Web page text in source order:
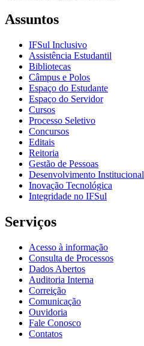
Assuntos
IFSul Inclusivo
Assistência Estudantil
Bibliotecas
Câmpus e Polos
Espaço do Estudante
Espaço do Servidor
Cursos
Processo Seletivo
Concursos
Editais
Reitoria
Gestão de Pessoas
Desenvolvimento Institucional
Inovação Tecnológica
Integridade no IFSul
Serviços
Acesso à informação
Consulta de Processos
Dados Abertos
Auditoria Interna
Correição
Comunicação
Ouvidoria
Fale Conosco
Contatos